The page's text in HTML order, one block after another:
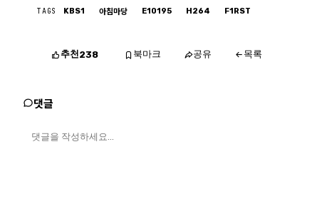
TAGS KBS1 아침마당 E10195 H264 F1RST
추천238 북마크 공유 목록
댓글